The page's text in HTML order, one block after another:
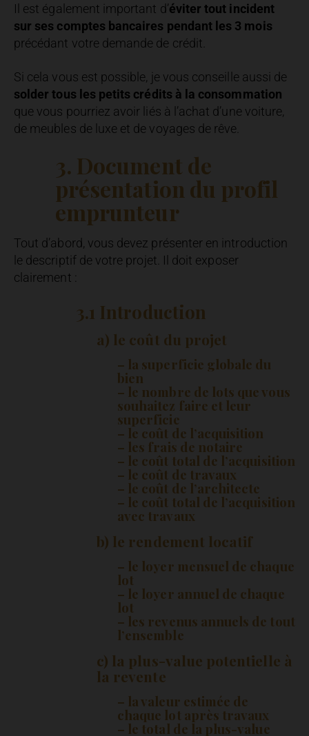
Il est également important d’éviter tout incident
sur ses comptes bancaires pendant les 3 mois
précédant votre demande de crédit.
Si cela vous est possible, je vous conseille aussi de
solder tous les petits crédits à la consommation
que vous pourriez avoir liés à l’achat d’une voiture,
de meubles de luxe et de voyages de rêve.
3. Document de
présentation du profil
emprunteur
Tout d’abord, vous devez présenter en introduction
le descriptif de votre projet. Il doit exposer
clairement :
3.1 Introduction
a) le coût du projet
– la superficie globale du
bien
– le nombre de lots que vous
souhaitez faire et leur
superficie
– le coût de l’acquisition
– les frais de notaire
– le coût total de l’acquisition
– le coût de travaux
– le coût de l’architecte
– le coût total de l’acquisition
avec travaux
b) le rendement locatif
– le loyer mensuel de chaque
lot
– le loyer annuel de chaque
lot
– les revenus annuels de tout
l’ensemble
c) la plus-value potentielle à
la revente
– la valeur estimée de
chaque lot après travaux
– le total de la plus-value